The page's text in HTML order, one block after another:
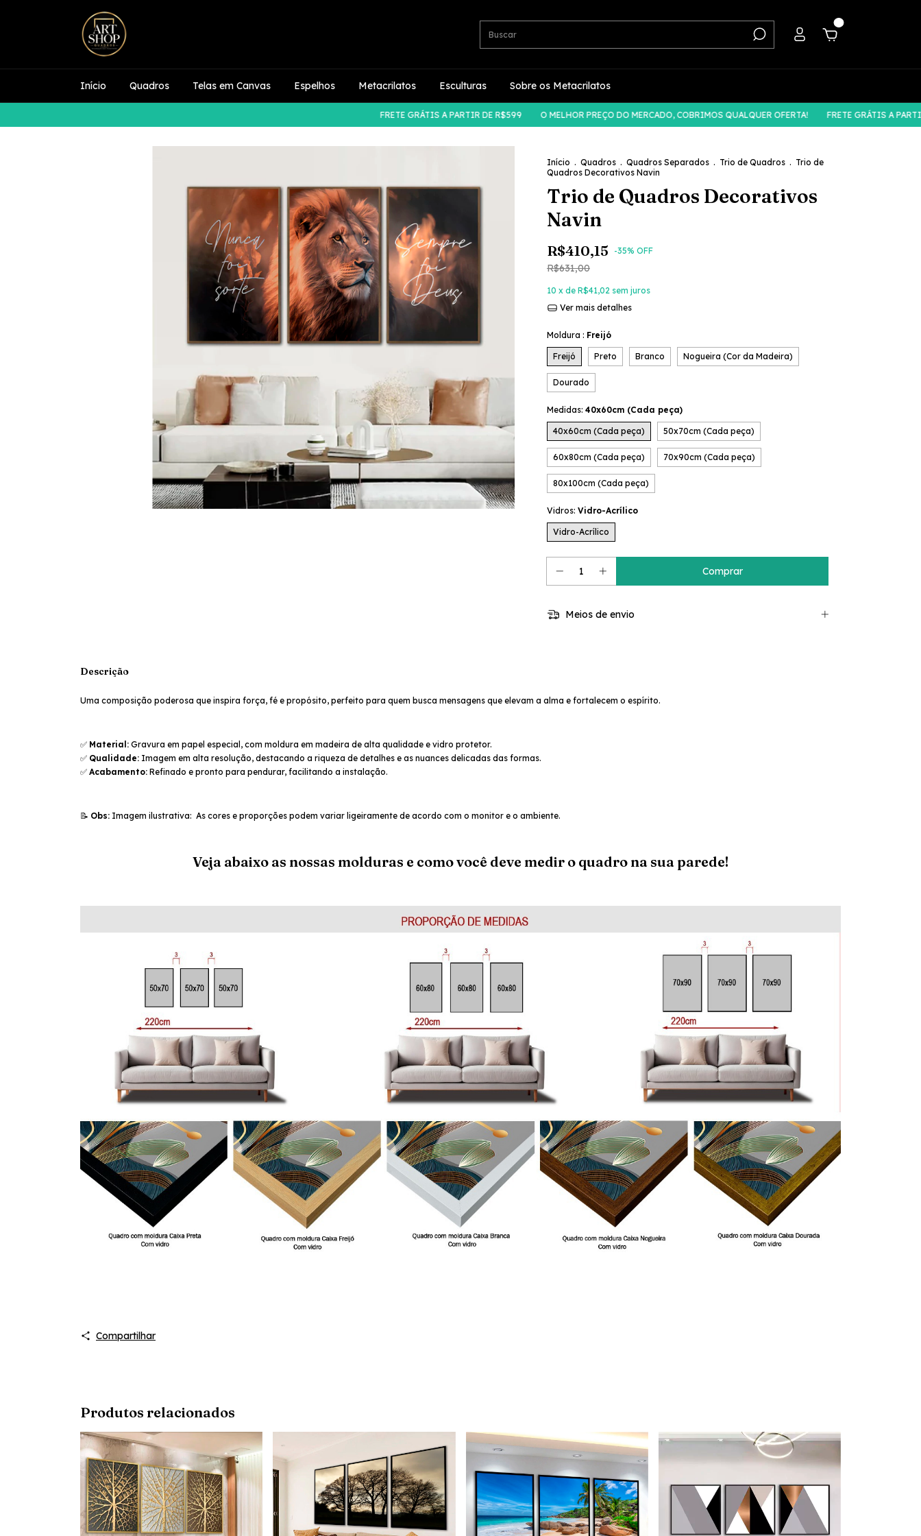
Início Quadros Telas em Canvas Espelhos Metacrilatos Esculturas Sobre os Metacrilatos
FRETE GRÁTIS A PARTIR DE R$599 O MELHOR PREÇO DO MERCADO, COBRIMOS QUALQUER OFERTA! FRETE GRÁTIS A PARTIR DE
Início . Quadros . Quadros Separados . Trio de Quadros . Trio de
Quadros Decorativos Navin
Trio de Quadros Decorativos
Navin
R$410,15 -35% OFF
R$631,00
10 x de R$41,02 sem juros
Ver mais detalhes
Moldura : Freijó
Freijó Preto Branco Nogueira (Cor da Madeira)
Dourado
Medidas: 40x60cm (Cada peça)
40x60cm (Cada peça) 50x70cm (Cada peça)
60x80cm (Cada peça) 70x90cm (Cada peça)
80x100cm (Cada peça)
Vidros: Vidro-Acrílico
Vidro-Acrílico
Meios de envio
Descrição
Uma composição poderosa que inspira força, fé e propósito, perfeito para quem busca mensagens que elevam a alma e fortalecem o espírito.
✅ Material: Gravura em papel especial, com moldura em madeira de alta qualidade e vidro protetor.
✅ Qualidade: Imagem em alta resolução, destacando a riqueza de detalhes e as nuances delicadas das formas.
✅ Acabamento: Refinado e pronto para pendurar, facilitando a instalação.
📝 Obs: Imagem ilustrativa: As cores e proporções podem variar ligeiramente de acordo com o monitor e o ambiente.
Veja abaixo as nossas molduras e como você deve medir o quadro na sua parede!
Compartilhar
Produtos relacionados